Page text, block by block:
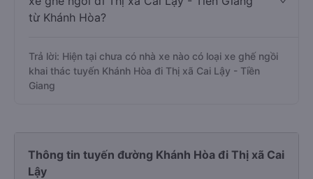
từ Khánh Hòa?
Trả lời: Hiện tại chưa có nhà xe nào có loại xe ghế ngồi
khai thác tuyến Khánh Hòa đi Thị xã Cai Lậy - Tiền
Giang
Thông tin tuyến đường Khánh Hòa đi Thị xã Cai
Lậy